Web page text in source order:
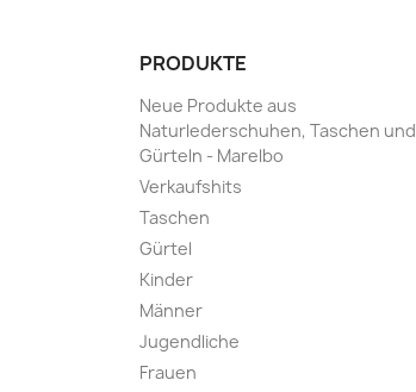
PRODUKTE
Neue Produkte aus
Naturlederschuhen, Taschen und
Gürteln - Marelbo
Verkaufshits
Taschen
Gürtel
Kinder
Männer
Jugendliche
Frauen